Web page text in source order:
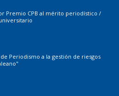
Premio CPB al mérito periodístico /
Periodismo a la gestión de riesgos